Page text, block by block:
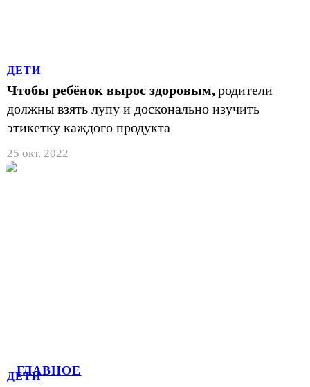
ГЛАВНОЕ
ДЕТИ
Чтобы ребёнок вырос здоровым,родители
должны взять лупу и досконально изучить
этикетку каждого продукта
25 окт. 2022
ДЕТИ